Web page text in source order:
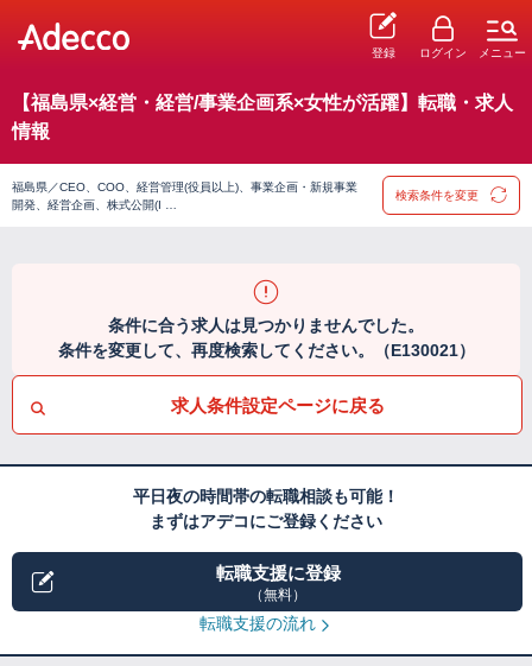
登録 ログイン メニュー
【福島県×経営・経営/事業企画系×女性が活躍】転職・求人
情報
福島県／CEO、COO、経営管理(役員以上)、事業企画・新規事業
開発、経営企画、株式公開(I …
検索条件を変更
条件に合う求人は見つかりませんでした。
条件を変更して、再度検索してください。（E130021）
求人条件設定ページに戻る
平日夜の時間帯の転職相談も可能！
まずはアデコにご登録ください
転職支援に登録
（無料）
転職支援の流れ